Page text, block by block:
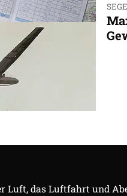
Luft, das Luftfahrt und